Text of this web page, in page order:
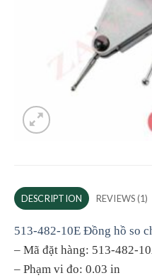
DESCRIPTION REVIEWS (1)
513-482-10E Đồng hồ so
– Mã đặt hàng: 513-482-
– Phạm vi đo: 0.03 in